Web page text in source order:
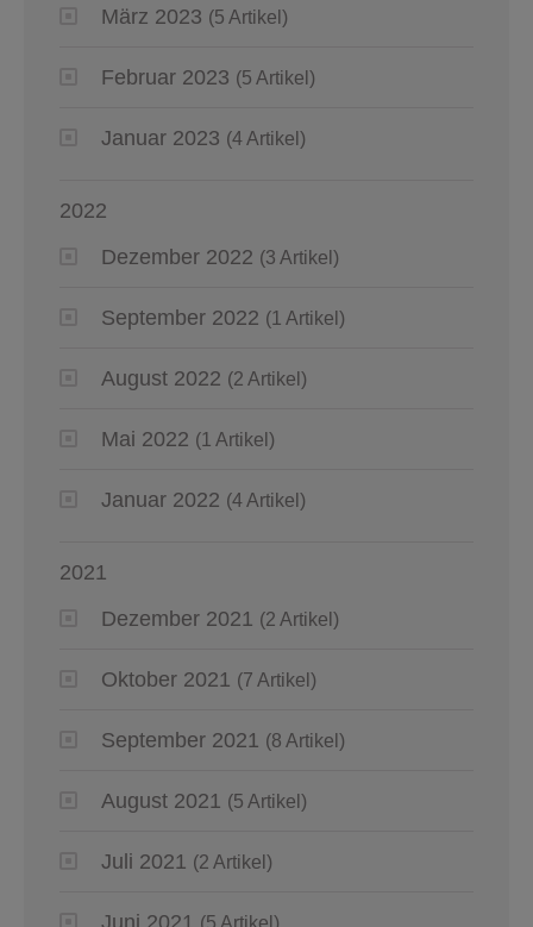
März 2023 (5 Artikel)
Februar 2023 (5 Artikel)
Januar 2023 (4 Artikel)
2022
Dezember 2022 (3 Artikel)
September 2022 (1 Artikel)
August 2022 (2 Artikel)
Mai 2022 (1 Artikel)
Januar 2022 (4 Artikel)
2021
Dezember 2021 (2 Artikel)
Oktober 2021 (7 Artikel)
September 2021 (8 Artikel)
August 2021 (5 Artikel)
Juli 2021 (2 Artikel)
Juni 2021 (5 Artikel)